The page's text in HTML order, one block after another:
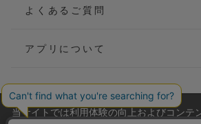
よくあるご質問
アプリについて
当サイトでは利用体験の向上およびコンテ